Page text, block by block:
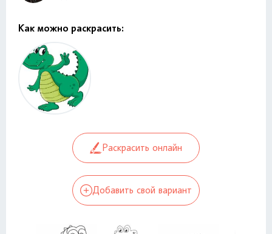
Как можно раскрасить:
Раскрасить онлайн
Добавить свой вариант